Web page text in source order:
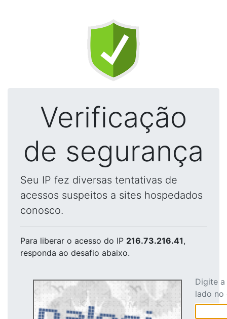
Verificação
de segurança
Seu IP fez diversas tentativas de
acessos suspeitos a sites hospedados
conosco.
Para liberar o acesso do IP 216.73.216.41,
responda ao desafio abaixo.
Digite
lado no